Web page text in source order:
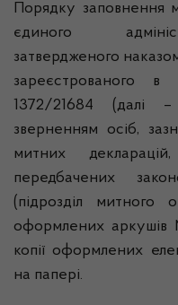
Порядку заповнення
єдиного
затвердженого
зареєстрованого
1372/21684 (далі
зверненням осіб,
митних
передбачених
(підрозділ митного
оформлених аркушів
копії оформлених
на папері.